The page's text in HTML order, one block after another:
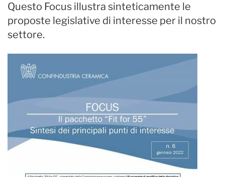
Questo Focus illustra sinteticamente le
proposte legislative di interesse per il nostro
settore.